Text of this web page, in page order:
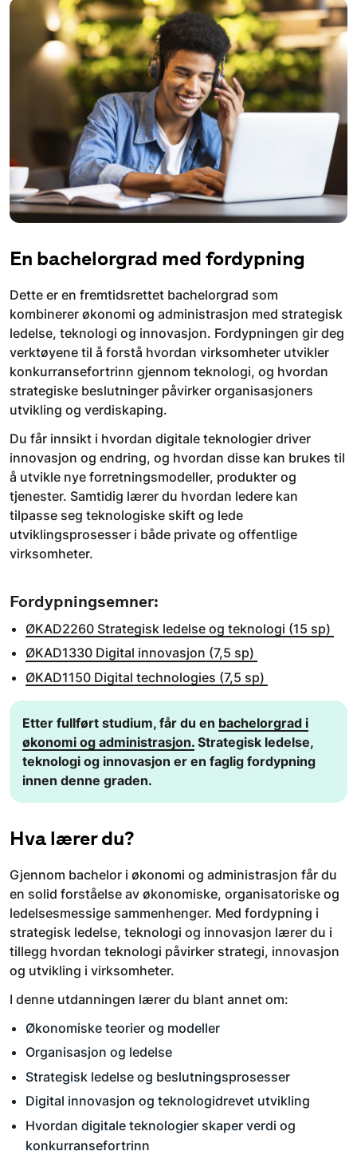
En bachelorgrad med fordypning
Dette er en fremtidsrettet bachelorgrad som
kombinerer økonomi og administrasjon med strategisk
ledelse, teknologi og innovasjon. Fordypningen gir deg
verktøyene til å forstå hvordan virksomheter utvikler
konkurransefortrinn gjennom teknologi, og hvordan
strategiske beslutninger påvirker organisasjoners
utvikling og verdiskaping.
Du får innsikt i hvordan digitale teknologier driver
innovasjon og endring, og hvordan disse kan brukes til
å utvikle nye forretningsmodeller, produkter og
tjenester. Samtidig lærer du hvordan ledere kan
tilpasse seg teknologiske skift og lede
utviklingsprosesser i både private og offentlige
virksomheter.
Fordypningsemner:
ØKAD2260 Strategisk ledelse og teknologi (15 sp)
ØKAD1330 Digital innovasjon (7,5 sp)
ØKAD1150 Digital technologies (7,5 sp)
​Etter fullført studium, får du en bachelorgrad i
økonomi og administrasjon. Strategisk ledelse,
teknologi og innovasjon er en faglig fordypning
innen denne graden.
Hva lærer du?
Gjennom bachelor i økonomi og administrasjon får du
en solid forståelse av økonomiske, organisatoriske og
ledelsesmessige sammenhenger. Med fordypning i
strategisk ledelse, teknologi og innovasjon lærer du i
tillegg hvordan teknologi påvirker strategi, innovasjon
og utvikling i virksomheter.
I denne utdanningen lærer du blant annet om:
Økonomiske teorier og modeller
Organisasjon og ledelse
Strategisk ledelse og beslutningsprosesser
Digital innovasjon og teknologidrevet utvikling
Hvordan digitale teknologier skaper verdi og
konkurransefortrinn